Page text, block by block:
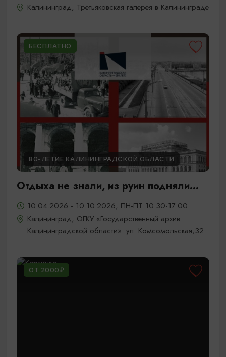
Калининград, Третьяковская галерея в Калининграде
БЕСПЛАТНО
80-ЛЕТИЕ КАЛИНИНГРАДСКОЙ ОБЛАСТИ
Отдыха не знали, из руин подняли...
10.04.2026 - 10.10.2026, ПН-ПТ 10:30-17:00
Калининград, ОГКУ «Государственный архив
Калининградской области»: ул. Комсомольская,32.
ОТ 2000₽